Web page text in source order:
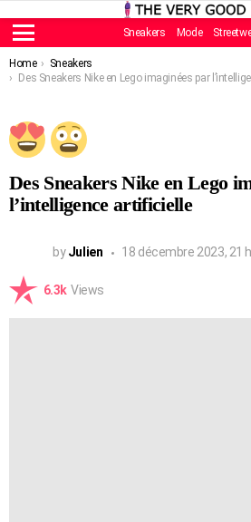
Menu
Sneakers Mode
You are here:
Home
Sneakers
Des Sneakers Nike en Lego imaginées par
Des Sneakers Nike en Lego
l’intelligence artificielle
by Julien 18 décembre 2023, 21
6.3k Views